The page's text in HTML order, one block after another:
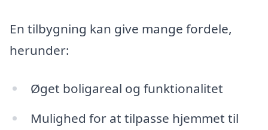
En tilbygning kan give mange fordele,
herunder:
Øget boligareal og funktionalitet
Mulighed for at tilpasse hjemmet til